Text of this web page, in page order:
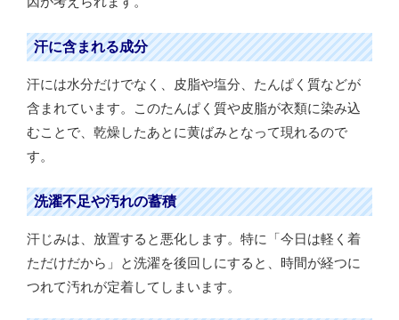
汗に含まれる成分
汗には水分だけでなく、皮脂や塩分、たんぱく質などが
含まれています。このたんぱく質や皮脂が衣類に染み込
むことで、乾燥したあとに黄ばみとなって現れるので
す。
洗濯不足や汚れの蓄積
汗じみは、放置すると悪化します。特に「今日は軽く着
ただけだから」と洗濯を後回しにすると、時間が経つに
つれて汚れが定着してしまいます。